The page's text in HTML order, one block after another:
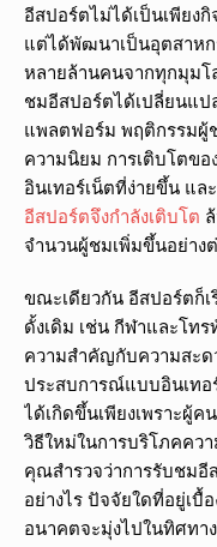
อีสปอร์ตไม่ได้เป็นเพียง
แต่ได้พัฒนาเป็นอุตสาห
หลายล้านคนจากทุกมุมโ
ชมอีสปอร์ตได้เปลี่ยนแป
แพลตฟอร์ม พฤติกรรมผู้
ความนิยม การเติบโตขอ
อินเทอร์เน็ตที่ง่ายขึ้น แ
อีสปอร์ตจึงกำลังเติบโต
จำนวนผู้ชมเพิ่มขึ้นอย่าง
ขณะเดียวกัน อีสปอร์ตก็
ดั้งเดิม เช่น กีฬาและโท
ความสำคัญกับความสะด
ประสบการณ์แบบอินเท
ได้เกิดขึ้นเพียงเพราะผู้
วิธีใหม่ในการบริโภคคว
คุณสำรวจว่าการรับชมอี
อย่างไร ปัจจัยใดที่อยู่เบื้
อนาคตจะมุ่งไปในทิศทา